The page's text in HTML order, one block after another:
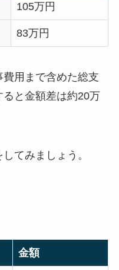
105万円
83万円
用まで含めた総支
と金額差は約20万
てみましょう。
金額